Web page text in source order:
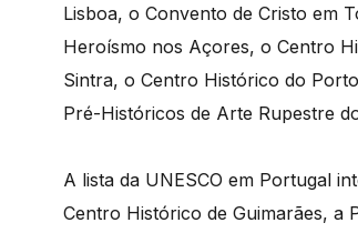
Lisboa, o Convento de Cristo em
Heroísmo nos Açores, o Centro
Sintra, o Centro Histórico do
Pré-Históricos de Arte Rupestre
A lista da UNESCO em Portugal
Centro Histórico de Guimarães, a